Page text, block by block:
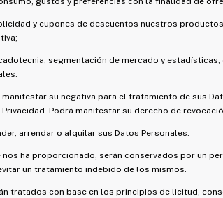
y cupones de descuentos nuestros
segmentación de mercado y
su negativa para el tratamiento de sus
Podrá manifestar su derecho de
arrendar o alquilar sus Datos Personales.
nos ha proporcionado, serán conservados por un
un tratamiento indebido de los mismos.
tratados con base en los principios de licitud,